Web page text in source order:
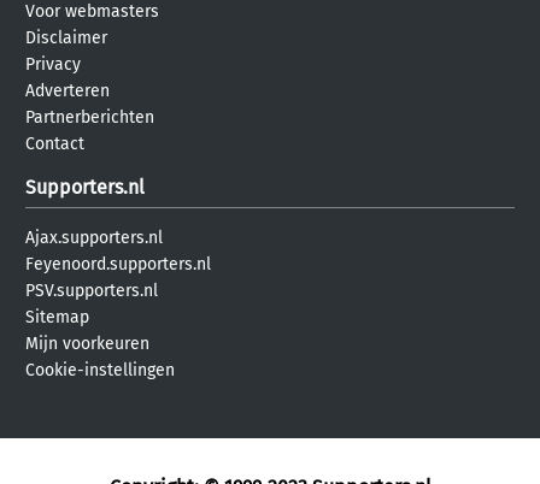
Voor webmasters
Disclaimer
Privacy
Adverteren
Partnerberichten
Contact
Supporters.nl
Ajax.supporters.nl
Feyenoord.supporters.nl
PSV.supporters.nl
Sitemap
Mijn voorkeuren
Cookie-instellingen